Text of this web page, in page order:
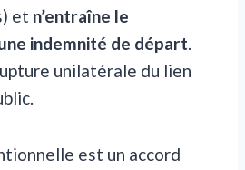
et n’entraîne le
indemnité de départ.
unilatérale du lien
est un accord